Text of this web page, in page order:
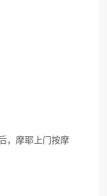
，摩耶上门按摩